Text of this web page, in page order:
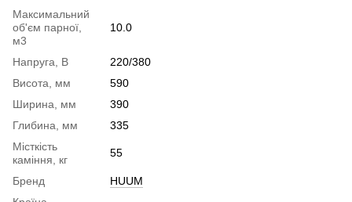
Максимальний
об'єм парної,
м3
10.0
Напруга, В
220/380
Висота, мм
590
Ширина, мм
390
Глибина, мм
335
Місткість
каміння, кг
55
Бренд
HUUM